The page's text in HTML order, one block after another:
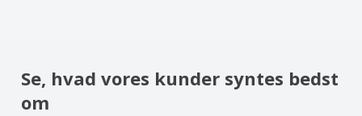
Se, hvad vores kunder syntes bedst
om